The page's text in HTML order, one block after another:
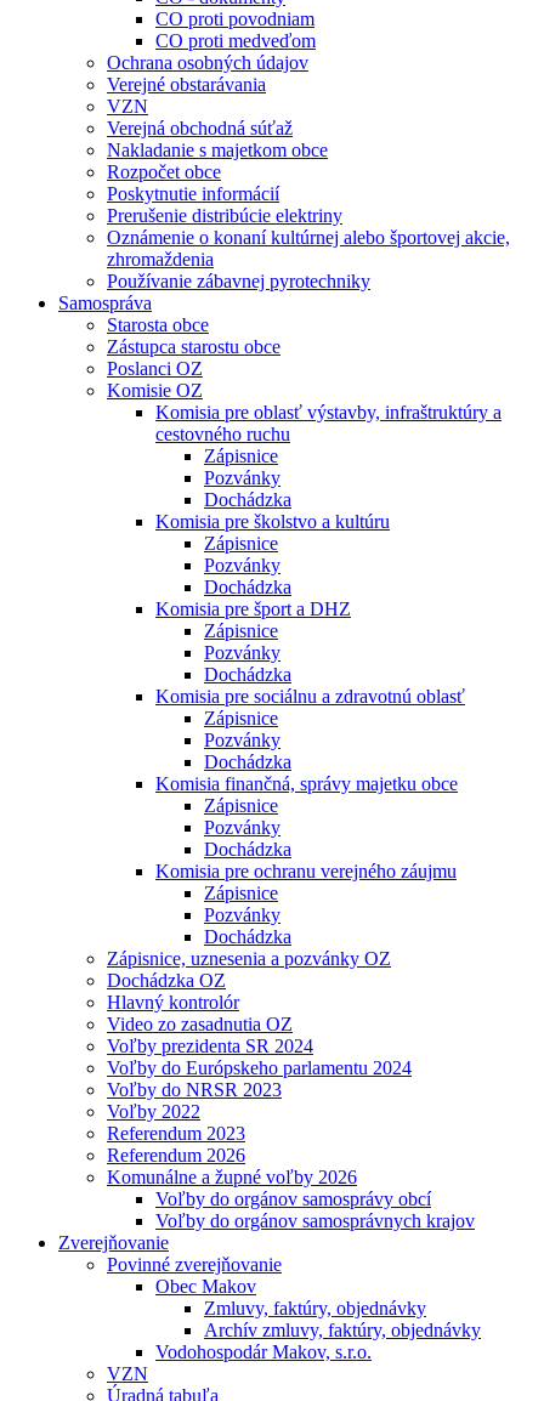
CO proti povodniam
CO proti medveďom
Ochrana osobných údajov
Verejné obstarávania
VZN
Verejná obchodná súťaž
Nakladanie s majetkom obce
Rozpočet obce
Poskytnutie informácií
Prerušenie distribúcie elektriny
Oznámenie o konaní kultúrnej alebo športovej akcie,
zhromaždenia
Používanie zábavnej pyrotechniky
Samospráva
Starosta obce
Zástupca starostu obce
Poslanci OZ
Komisie OZ
Komisia pre oblasť výstavby, infraštruktúry a
cestovného ruchu
Zápisnice
Pozvánky
Dochádzka
Komisia pre školstvo a kultúru
Zápisnice
Pozvánky
Dochádzka
Komisia pre šport a DHZ
Zápisnice
Pozvánky
Dochádzka
Komisia pre sociálnu a zdravotnú oblasť
Zápisnice
Pozvánky
Dochádzka
Komisia finančná, správy majetku obce
Zápisnice
Pozvánky
Dochádzka
Komisia pre ochranu verejného záujmu
Zápisnice
Pozvánky
Dochádzka
Zápisnice, uznesenia a pozvánky OZ
Dochádzka OZ
Hlavný kontrolór
Video zo zasadnutia OZ
Voľby prezidenta SR 2024
Voľby do Európskeho parlamentu 2024
Voľby do NRSR 2023
Voľby 2022
Referendum 2023
Referendum 2026
Komunálne a župné voľby 2026
Voľby do orgánov samosprávy obcí
Voľby do orgánov samosprávnych krajov
Zverejňovanie
Povinné zverejňovanie
Obec Makov
Zmluvy, faktúry, objednávky
Archív zmluvy, faktúry, objednávky
Vodohospodár Makov, s.r.o.
VZN
Úradná tabuľa